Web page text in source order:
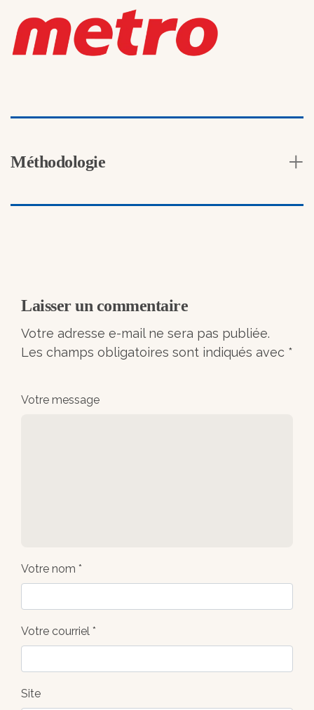
Méthodologie
Laisser un commentaire
Votre adresse e-mail ne sera pas publiée.
Les champs obligatoires sont indiqués avec *
Votre message
Votre nom *
Votre courriel *
Site